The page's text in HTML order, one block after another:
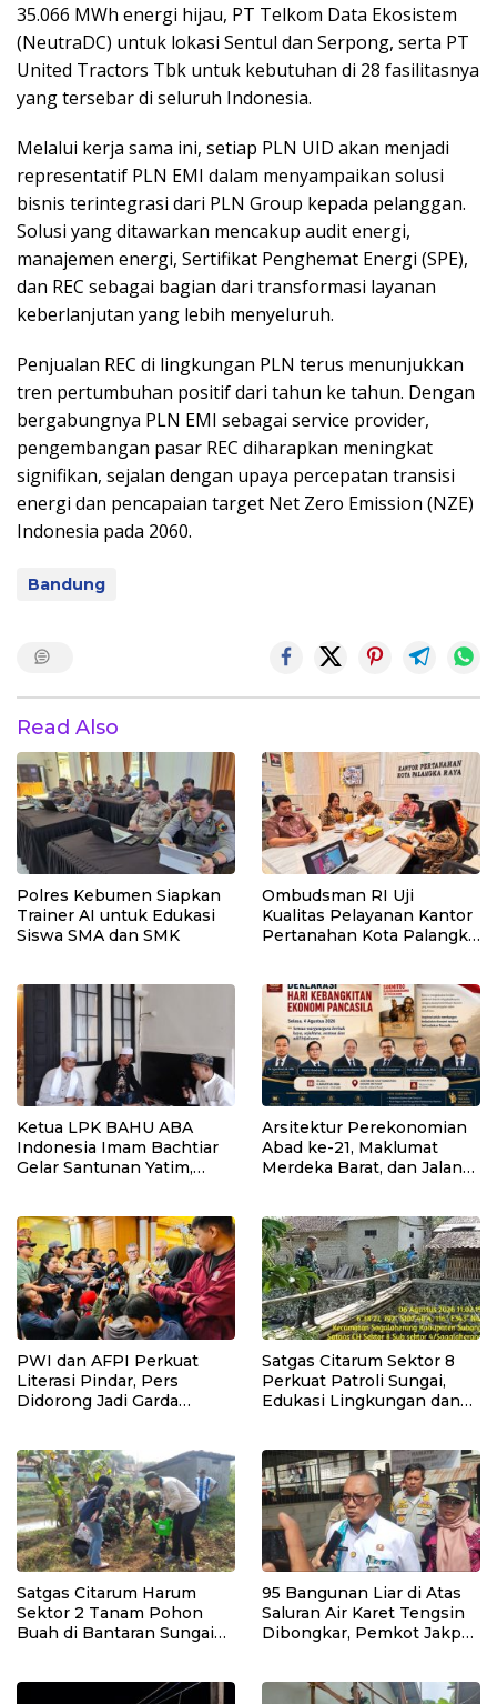
35.066 MWh energi hijau, PT Telkom Data Ekosistem
(NeutraDC) untuk lokasi Sentul dan Serpong, serta PT
United Tractors Tbk untuk kebutuhan di 28 fasilitasnya
yang tersebar di seluruh Indonesia.
Melalui kerja sama ini, setiap PLN UID akan menjadi
representatif PLN EMI dalam menyampaikan solusi
bisnis terintegrasi dari PLN Group kepada pelanggan.
Solusi yang ditawarkan mencakup audit energi,
manajemen energi, Sertifikat Penghemat Energi (SPE),
dan REC sebagai bagian dari transformasi layanan
keberlanjutan yang lebih menyeluruh.
Penjualan REC di lingkungan PLN terus menunjukkan
tren pertumbuhan positif dari tahun ke tahun. Dengan
bergabungnya PLN EMI sebagai service provider,
pengembangan pasar REC diharapkan meningkat
signifikan, sejalan dengan upaya percepatan transisi
energi dan pencapaian target Net Zero Emission (NZE)
Indonesia pada 2060.
Bandung
Read Also
Polres Kebumen Siapkan
Trainer AI untuk Edukasi
Siswa SMA dan SMK
Ombudsman RI Uji
Kualitas Pelayanan Kantor
Pertanahan Kota Palangka
Ketua LPK BAHU ABA
Indonesia Imam Bachtiar
Gelar Santunan Yatim,
Arsitektur Perekonomian
Abad ke-21, Maklumat
Merdeka Barat, dan Jalan
PWI dan AFPI Perkuat
Literasi Pindar, Pers
Didorong Jadi Garda
Satgas Citarum Sektor 8
Perkuat Patroli Sungai,
Edukasi Lingkungan dan
Satgas Citarum Harum
Sektor 2 Tanam Pohon
Buah di Bantaran Sungai
Lingkungan Sekaligus
95 Bangunan Liar di Atas
Saluran Air Karet Tengsin
Dibongkar, Pemkot Jakpus